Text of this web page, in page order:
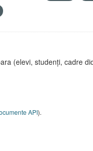
(elevi, studenți, cadre
API).